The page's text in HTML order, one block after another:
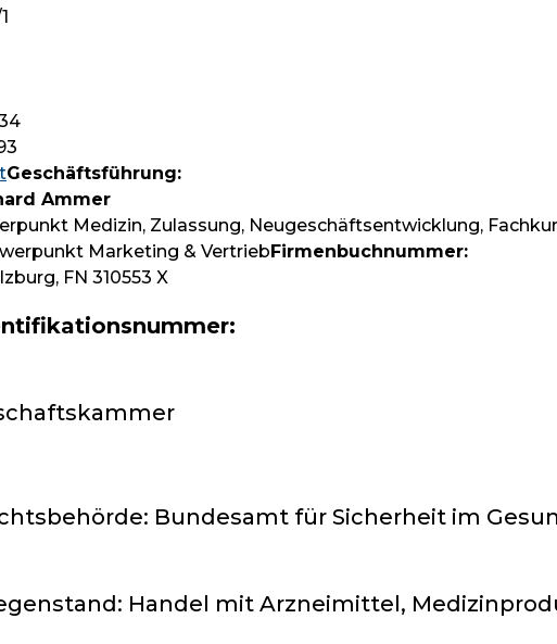
Geschäftsführung:
Ammer
Medizin, Zulassung, Neugeschäftsentwicklung,
Marketing & VertriebFirmenbuchnummer:
FN 310553 X
Bundesamt für Sicherheit im
Handel mit Arzneimittel,